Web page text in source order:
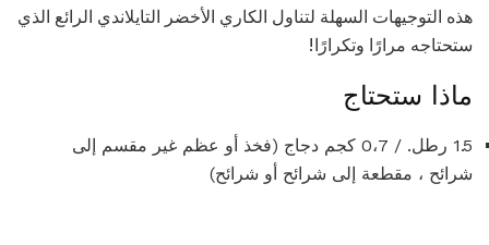
هذه التوجيهات السهلة لتناول الكاري الأخضر التايلاندي الرائع الذي
ستحتاجه مرارًا وتكرارًا!
ماذا ستحتاج
1.5 رطل. / 0،7 كجم دجاج (فخذ أو عظم غير مقسم إلى
شرائح ، مقطعة إلى شرائح أو شرائح)